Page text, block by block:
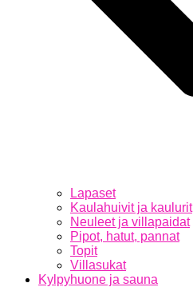
Lapaset
Kaulahuivit ja kaulurit
Neuleet ja villapaidat
Pipot, hatut, pannat
Topit
Villasukat
Kylpyhuone ja sauna